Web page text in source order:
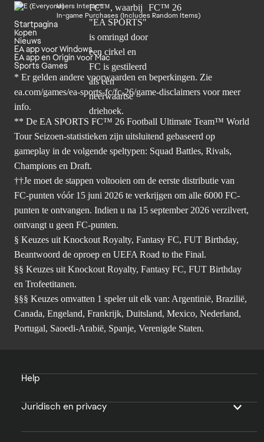
Users Interact
In-game Purchases (Includes Random Items)
Startpagina
Kopen
Nieuws
EA app voor Windows
EA app en Origin voor Mac
Sports Games
* Er gelden andere voorwaarden en beperkingen. Zie
ea.com/games/ea-sports-fc/fc-26/game-disclaimers voor meer
info.
** De EA SPORTS FC™ 26 Football Ultimate Team™ World
Tour Seizoen-statistieken zijn uitsluitend gebaseerd op
gameplay in de volgende speltypen: Squad Battles, Rivals,
Champions en Draft.
††Je moet de stappen voltooien om de eerste distributie van
FC-punten vóór 15 juni 2026 te verkrijgen om alle 6000 FC-
punten te ontvangen. Indien u na 15 september 2026 verzilvert,
ontvangt u geen FC-punten.
§ Keuzes uit Knockout Royalty, Fantasy FC, FUT Birthday,
Beantwoord de oproep en UEFA Road to the Final.
§§ Keuzes uit Knockout Royalty, Fantasy FC, FUT Birthday
en Trofeetitanen.
§§§ Keuzes omvatten 1 speler uit elk van: Argentinië, Brazilië,
Canada, Engeland, Frankrijk, Duitsland, Mexico, Nederland,
Portugal, Saoedi-Arabië, Spanje, Verenigde Staten.
Help
Juridisch en privacy